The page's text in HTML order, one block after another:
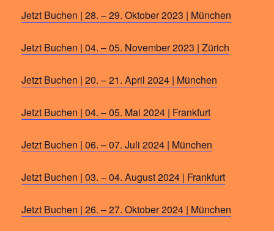
Jetzt Buchen | 28. – 29. Oktober 2023 | München
Jetzt Buchen | 04. – 05. November 2023 | Zürich
Jetzt Buchen | 20. – 21. April 2024 | München
Jetzt Buchen | 04. – 05. Mai 2024 | Frankfurt
Jetzt Buchen | 06. – 07. Juli 2024 | München
Jetzt Buchen | 03. – 04. August 2024 | Frankfurt
Jetzt Buchen | 26. – 27. Oktober 2024 | München